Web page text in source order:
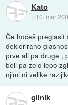
Kato
:: 10. mar
Če hočeš preglasit
deklerirano
prve ali pa druge ,
beli pa zelo lepo
njimi ni velike
glinik